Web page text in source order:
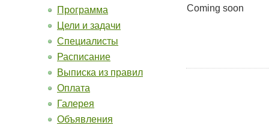
Coming soon
Программа
Цели и задачи
Специалисты
Расписание
Выписка из правил
Оплата
Галерея
Объявления